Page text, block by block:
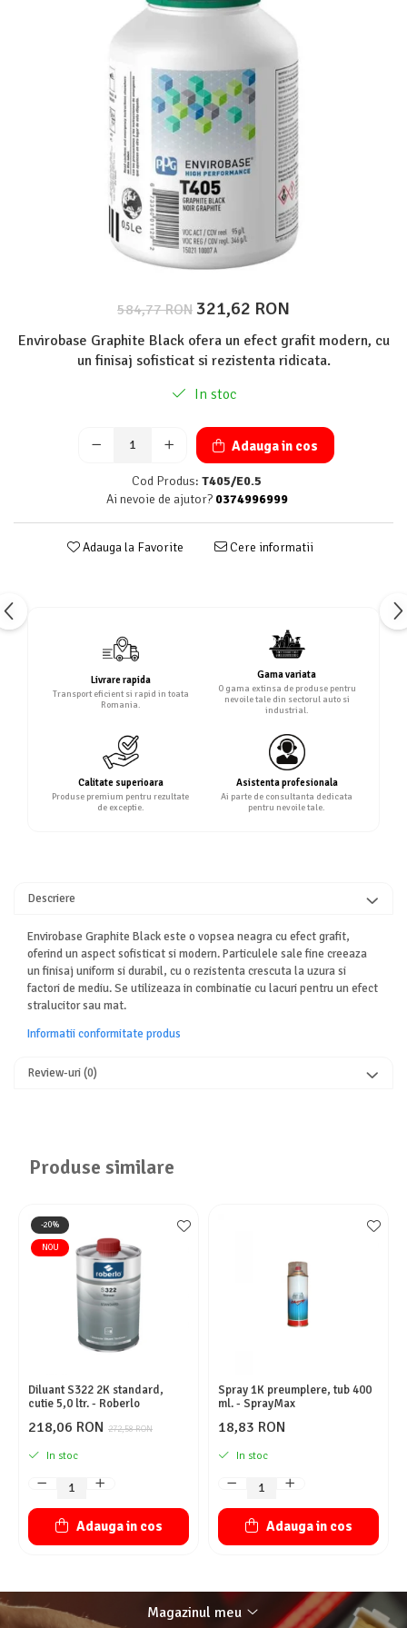
Sisteme si pahare PPS
Pahare de amestec
584,77 RON 321,62 RON
Envirobase Graphite Black ofera un efect grafit modern, cu
un finisaj sofisticat si rezistenta ridicata.
In stoc
Adauga in cos
Cod Produs: T405/E0.5
Ai nevoie de ajutor? 0374996999
Adauga la Favorite Cere informatii
Livrare rapida
Transport eficient si rapid in toata
Romania.
Gama variata
O gama extinsa de produse pentru
nevoile tale din sectorul auto si
industrial.
Calitate superioara
Produse premium pentru rezultate
de exceptie.
Asistenta profesionala
Ai parte de consultanta dedicata
pentru nevoile tale.
Descriere
Envirobase Graphite Black este o vopsea neagra cu efect grafit,
oferind un aspect sofisticat si modern. Particulele sale fine creeaza
un finisaj uniform si durabil, cu o rezistenta crescuta la uzura si
factori de mediu. Se utilizeaza in combinatie cu lacuri pentru un efect
stralucitor sau mat.
Informatii conformitate produs
Review-uri(0)
Produse similare
-20%
NOU
Diluant S322 2K standard,
cutie 5,0 ltr. - Roberlo
272,58 RON
218,06 RON
In stoc
Adauga in cos
Spray 1K preumplere, tub 400
ml. - SprayMax
18,83 RON
In stoc
Adauga in cos
Magazinul meu